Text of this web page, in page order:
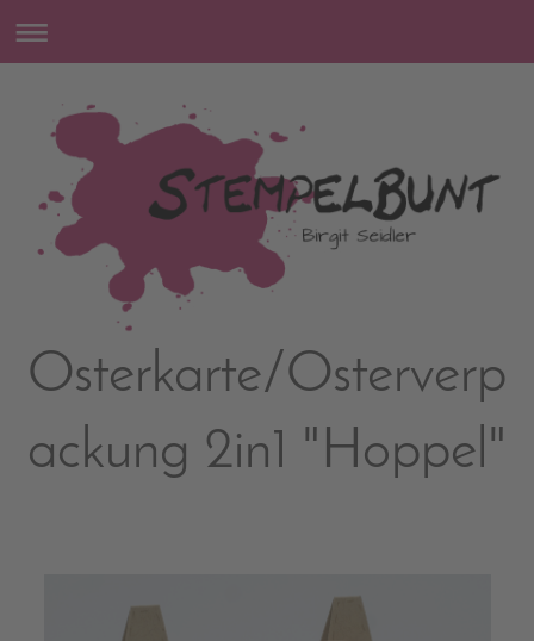
Osterkarte/Osterverp
ackung 2in1 "Hoppel"